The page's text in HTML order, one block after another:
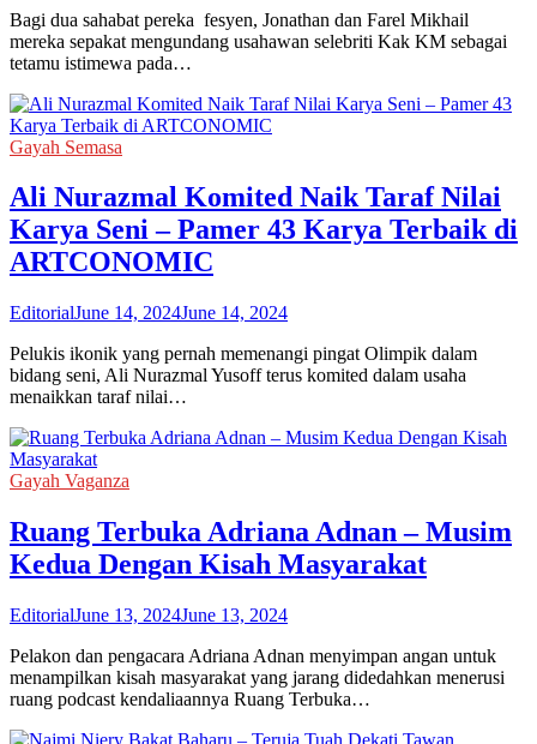
Bagi dua sahabat pereka fesyen, Jonathan dan Farel Mikhail
mereka sepakat mengundang usahawan selebriti Kak KM sebagai
tetamu istimewa pada…
Gayah Semasa
Ali Nurazmal Komited Naik Taraf Nilai
Karya Seni – Pamer 43 Karya Terbaik di
ARTCONOMIC
EditorialJune 14, 2024June 14, 2024
Pelukis ikonik yang pernah memenangi pingat Olimpik dalam
bidang seni, Ali Nurazmal Yusoff terus komited dalam usaha
menaikkan taraf nilai…
Gayah Vaganza
Ruang Terbuka Adriana Adnan – Musim
Kedua Dengan Kisah Masyarakat
EditorialJune 13, 2024June 13, 2024
Pelakon dan pengacara Adriana Adnan menyimpan angan untuk
menampilkan kisah masyarakat yang jarang didedahkan menerusi
ruang podcast kendaliaannya Ruang Terbuka…